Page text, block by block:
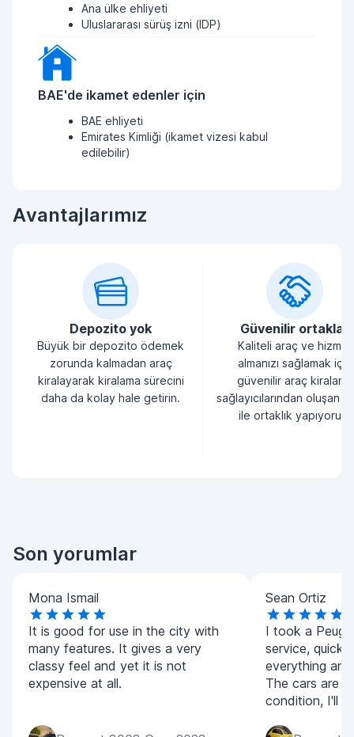
Ana ülke ehliyeti
Uluslararası sürüş izni (IDP)
BAE'de ikamet edenler için
BAE ehliyeti
Emirates Kimliği (ikamet vizesi kabul
edilebilir)
Avantajlarımız
Depozito yok
Büyük bir depozito ödemek
zorunda kalmadan araç
kiralayarak kiralama sürecini
daha da kolay hale getirin.
Güvenilir ortaklar
Kaliteli araç ve hizmet
almanızı sağlamak için
güvenilir araç kiralama
sağlayıcılarından oluşan
ile ortaklık yapıyoruz.
Son yorumlar
Mona Ismail
It is good for use in the city with
many features. It gives a very
classy feel and yet it is not
expensive at all.
Sean Ortiz
I took a
service,
everything
The cars are
condition, I'll